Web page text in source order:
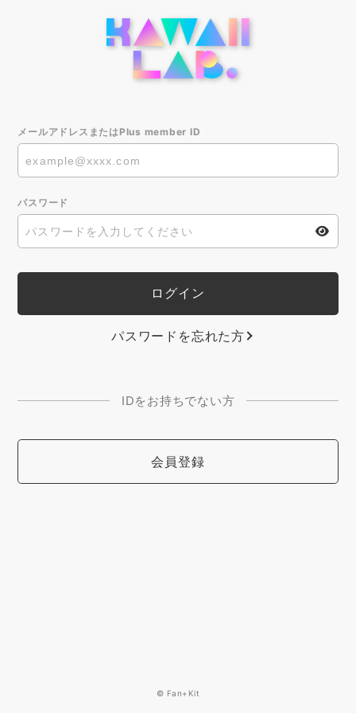
メールアドレスまたはPlus member ID
パスワード
パスワードを忘れた方
IDをお持ちでない方
会員登録
© Fan+Kit